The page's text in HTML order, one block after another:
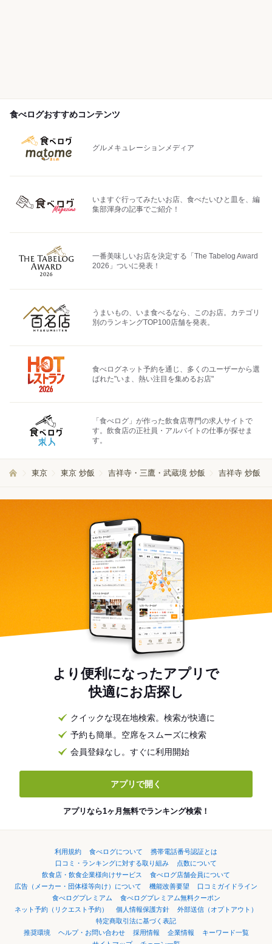
食べログおすすめコンテンツ
グルメキュレーションメディア
いますぐ行ってみたいお店、食べたいひと皿を、編
集部渾身の記事でご紹介！
一番美味しいお店を決定する「The Tabelog Award
2026」ついに発表！
うまいもの、いま食べるなら、このお店。カテゴリ
別のランキングTOP100店舗を発表。
食べログネット予約を通じ、多くのユーザーから選
ばれた"いま、熱い注目を集めるお店"
「食べログ」が作った飲食店専門の求人サイトで
す。飲食店の正社員・アルバイトの仕事が探せま
す。
東京 東京 炒飯 吉祥寺・三鷹・武蔵境 炒飯 吉祥寺 炒飯
より便利になったアプリで
快適にお店探し
クイックな現在地検索。検索が快適に
予約も簡単。空席をスムーズに検索
会員登録なし。すぐに利用開始
アプリで開く
アプリなら1ヶ月無料でランキング検索！
利用規約 食べログについて
携帯電話番号認証とは
口コミ・ランキングに対する取り組み
点数について
飲食店・飲食企業様向けサービス
食べログ店舗会員について
広告（メーカー・団体様等向け）について
機能改善要望
口コミガイドライン
食べログプレミアム
食べログプレミアム無料クーポン
ネット予約（リクエスト予約）
個人情報保護方針
外部送信（オプトアウト）
特定商取引法に基づく表記
推奨環境
ヘルプ・お問い合わせ 採用情報 企業情報
キーワード一覧